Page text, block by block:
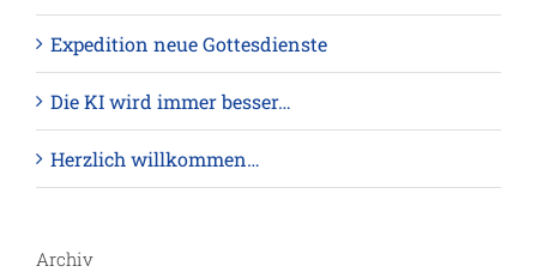
Expedition neue Gottesdienste
Die KI wird immer besser…
Herzlich willkommen…
Archiv